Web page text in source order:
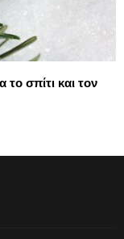
το σπίτι και τον